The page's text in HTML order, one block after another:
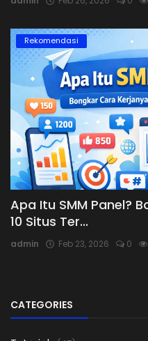
Rekomendasi
Apa Itu SMM Panel?
10 Situs Ter...
admin Feb 23, 2026 0
CATEGORIES